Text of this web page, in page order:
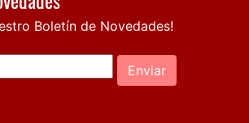
Boletín de Novedades!
Enviar